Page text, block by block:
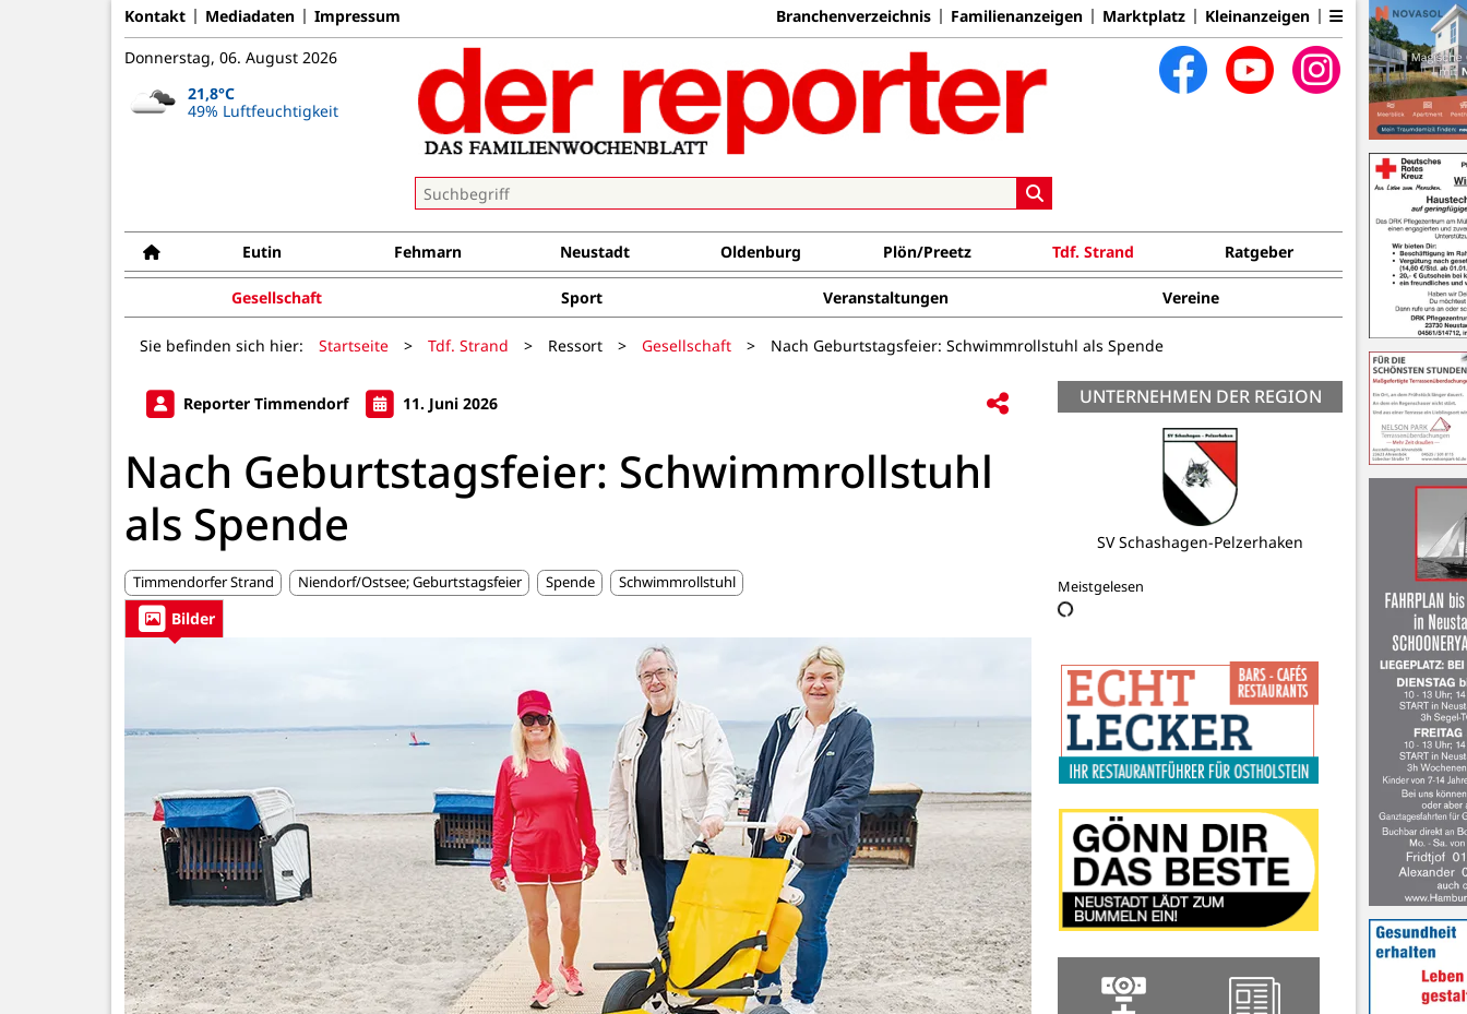
Kontakt Mediadaten Impressum Branchenverzeichnis Familienanzeigen Marktplatz Kleinanzeigen
Donnerstag, 06. August 2026
21,8°C
49% Luftfeuchtigkeit
Eutin Fehmarn Neustadt Oldenburg Plön/Preetz Tdf. Strand Ratgeber
Gesellschaft Sport Veranstaltungen Vereine
Sie befinden sich hier: Startseite > Tdf. Strand > Ressort > Gesellschaft > Nach Geburtstagsfeier: Schwimmrollstuhl als Spende
Reporter Timmendorf 11. Juni 2026
Nach Geburtstagsfeier: Schwimmrollstuhl
als Spende
Timmendorfer Strand Niendorf/Ostsee; Geburtstagsfeier Spende Schwimmrollstuhl
Bilder
UNTERNEHMEN DER REGION
reporter Rezepte
Meistgelesen